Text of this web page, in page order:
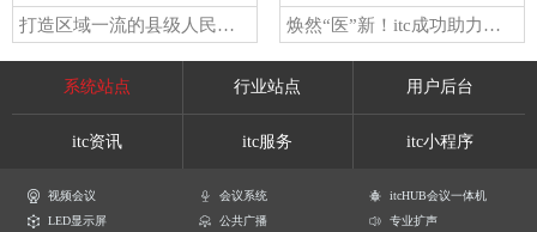
打造区域一流的县级人民医院！itc助力庄浪县人民医院数字化建设！ 焕然“医”新！itc成功助力湖南省儿童医院打造“智慧医疗”模式，提升医疗服务水平
系统站点 行业站点 用户后台
itc资讯 itc服务 itc小程序
视频会议 会议系统
itcHUB会议一体机
LED显示屏
公共广播 专业扩声